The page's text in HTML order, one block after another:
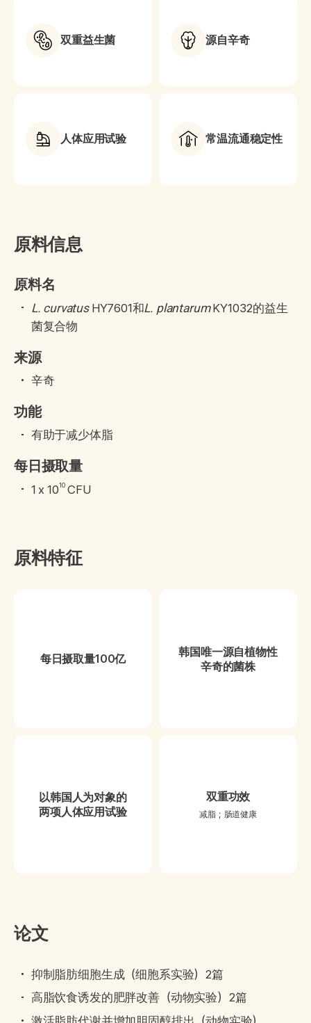
双重益生菌 源自辛奇
人体应用试验 常温流通稳定性
原料信息
原料名
L. curvatusHY7601和L. plantarumKY1032的益生
菌复合物
来源
辛奇
功能
有助于减少体脂
每日摄取量
1 x 1010CFU
原料特征
每日摄取量100亿
韩国唯一源自植物性
辛奇的菌株
以韩国人为对象的
两项人体应用试验
双重功效
减脂；肠道健康
论文
抑制脂肪细胞生成（细胞系实验）2篇
高脂饮食诱发的肥胖改善（动物实验）2篇